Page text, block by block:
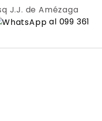
J.J. de Amézaga
al 099 361